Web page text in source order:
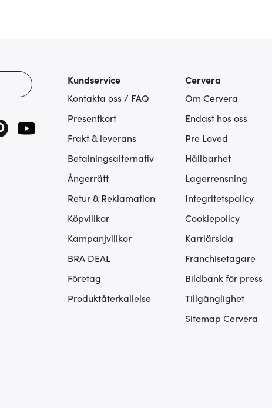
Kundservice
Kontakta oss / FAQ
Presentkort
Frakt & leverans
Betalningsalternativ
Ångerrätt
Retur & Reklamation
Köpvillkor
Kampanjvillkor
BRA DEAL
Företag
Produktåterkallelse
Cervera
Om Cervera
Endast hos oss
Pre Loved
Hållbarhet
Lagerrensning
Integritetspolicy
Cookiepolicy
Karriärsida
Franchisetagare
Bildbank för press
Tillgänglighet
Sitemap Cervera